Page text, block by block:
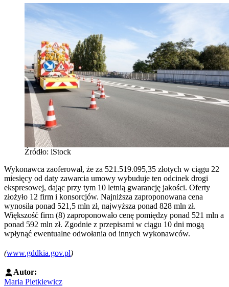
Źródło: iStock
Wykonawca zaoferował, że za 521.519.095,35 złotych w ciągu 22
miesięcy od daty zawarcia umowy wybuduje ten odcinek drogi
ekspresowej, dając przy tym 10 letnią gwarancję jakości. Oferty
złożyło 12 firm i konsorcjów. Najniższa zaproponowana cena
wynosiła ponad 521,5 mln zł, najwyższa ponad 828 mln zł.
Większość firm (8) zaproponowało cenę pomiędzy ponad 521 mln a
ponad 592 mln zł. Zgodnie z przepisami w ciągu 10 dni mogą
wpłynąć ewentualne odwołania od innych wykonawców.
(www.gddkia.gov.pl)
Autor:
Maria Pietkiewicz